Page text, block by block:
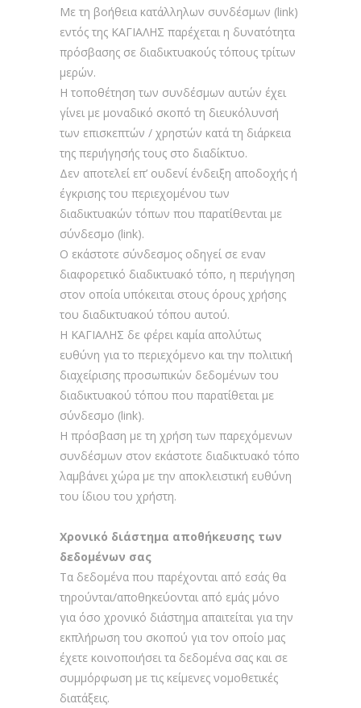
Με τη βοήθεια κατάλληλων συνδέσμων (link)
εντός της ΚΑΓΙΑΛΗΣ παρέχεται η δυνατότητα
πρόσβασης σε διαδικτυακούς τόπους τρίτων
μερών.
Η τοποθέτηση των συνδέσμων αυτών έχει
γίνει με μοναδικό σκοπό τη διευκόλυνσή
των επισκεπτών / χρηστών κατά τη διάρκεια
της περιήγησής τους στο διαδίκτυο.
Δεν αποτελεί επ’ ουδενί ένδειξη αποδοχής ή
έγκρισης του περιεχομένου των
διαδικτυακών τόπων που παρατίθενται με
σύνδεσμο (link).
Ο εκάστοτε σύνδεσμος οδηγεί σε εναν
διαφορετικό διαδικτυακό τόπο, η περιήγηση
στον οποία υπόκειται στους όρους χρήσης
του διαδικτυακού τόπου αυτού.
Η ΚΑΓΙΑΛΗΣ δε φέρει καμία απολύτως
ευθύνη για το περιεχόμενο και την πολιτική
διαχείρισης προσωπικών δεδομένων του
διαδικτυακού τόπου που παρατίθεται με
σύνδεσμο (link).
Η πρόσβαση με τη χρήση των παρεχόμενων
συνδέσμων στον εκάστοτε διαδικτυακό τόπο
λαμβάνει χώρα με την αποκλειστική ευθύνη
του ίδιου του χρήστη.
Χρονικό διάστημα αποθήκευσης των
δεδομένων σας
Τα δεδομένα που παρέχονται από εσάς θα
τηρούνται/αποθηκεύονται από εμάς μόνο
για όσο χρονικό διάστημα απαιτείται για την
εκπλήρωση του σκοπού για τον οποίο μας
έχετε κοινοποιήσει τα δεδομένα σας και σε
συμμόρφωση με τις κείμενες νομοθετικές
διατάξεις.